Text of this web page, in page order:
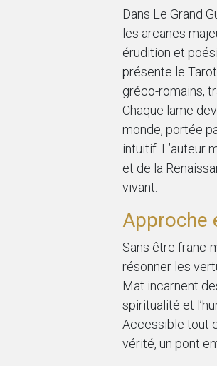
Dans Le Grand
les arcanes
érudition et
présente le
gréco-romains,
Chaque lame
monde, portée
intuitif. L’auteur
et de la
vivant.
Approche
Sans être franc-
résonner les
Mat incarnent
spiritualité et
Accessible tout
vérité, un pont